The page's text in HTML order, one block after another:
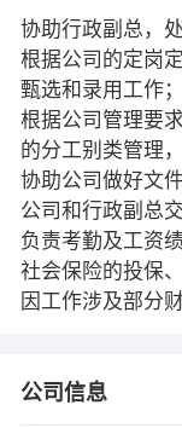
协助行政副总，
根据公司的定岗
甄选和录用工作；
根据公司管理要
的分工别类管理
协助公司做好文
公司和行政副总
负责考勤及工资
社会保险的投保
因工作涉及部分
公司信息